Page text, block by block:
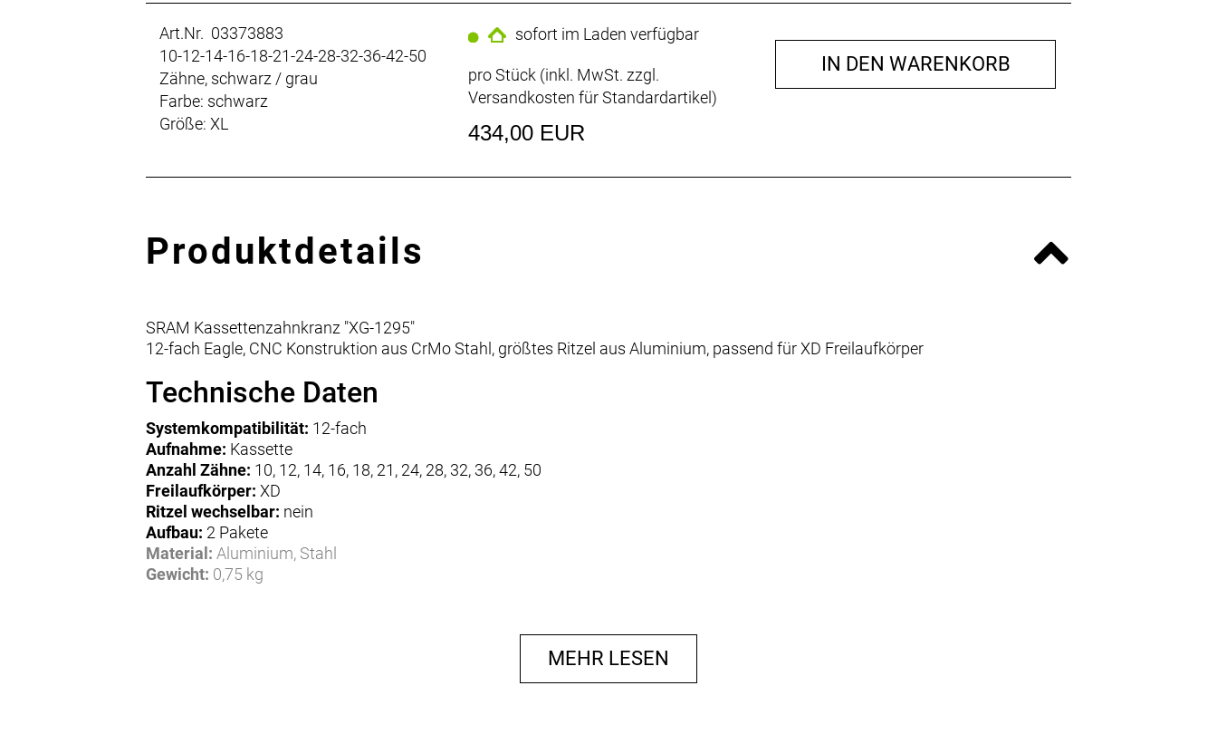
Art.Nr. 03373883
10-12-14-16-18-21-24-28-32-36-42-50
Zähne, schwarz / grau
Farbe: schwarz
Größe: XL
sofort im Laden verfügbar
pro Stück (inkl. MwSt. zzgl.
Versandkosten für Standardartikel)
434,00 EUR
IN DEN WARENKORB
Produktdetails
SRAM Kassettenzahnkranz "XG-1295"
12-fach Eagle, CNC Konstruktion aus CrMo Stahl, größtes Ritzel aus Aluminium, passend für XD Freilaufkörper
Technische Daten
Systemkompatibilität: 12-fach
Aufnahme: Kassette
Anzahl Zähne: 10, 12, 14, 16, 18, 21, 24, 28, 32, 36, 42, 50
Freilaufkörper: XD
Ritzel wechselbar: nein
Aufbau: 2 Pakete
Material: Aluminium, Stahl
Gewicht: 0,75 kg
MEHR LESEN